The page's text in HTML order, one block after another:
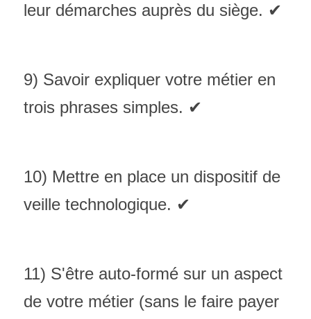
leur démarches auprès du siège. ✔
9) Savoir expliquer votre métier en
trois phrases simples. ✔
10) Mettre en place un dispositif de
veille technologique. ✔
11) S'être auto-formé sur un aspect
de votre métier (sans le faire payer